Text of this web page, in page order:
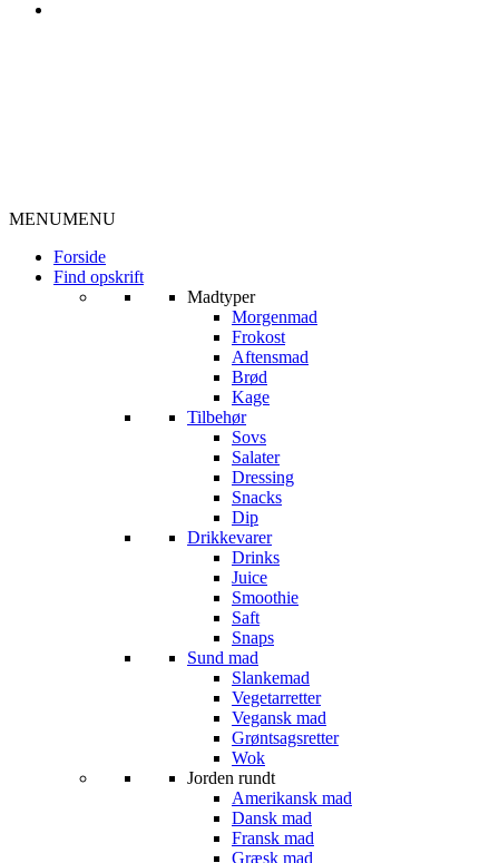
MENUMENU
Forside
Find opskrift
Madtyper
Morgenmad
Frokost
Aftensmad
Brød
Kage
Tilbehør
Sovs
Salater
Dressing
Snacks
Dip
Drikkevarer
Drinks
Juice
Smoothie
Saft
Snaps
Sund mad
Slankemad
Vegetarretter
Vegansk mad
Grøntsagsretter
Wok
Jorden rundt
Amerikansk mad
Dansk mad
Fransk mad
Græsk mad